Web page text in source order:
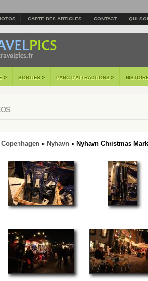
CARTE DES ARTICLES CONTACT QUI
» SORTIES » PARC D'ATTRACTIONS »
Copenhagen » Nyhavn » Nyhavn Christmas